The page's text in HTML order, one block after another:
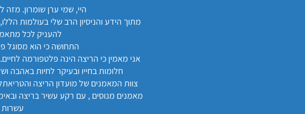
היי, שמי ערן שומרון. מזה למעלה מ 20 שנה אני
להעניק לכל
התחושה כי הוא מסוגל
אני מאמין כי הריצה הינה פלטפורמה
חלומות בחייו ובעיקר לחיות באהבה
מאמנים מנוסים , עם רקע עשיר בריצה